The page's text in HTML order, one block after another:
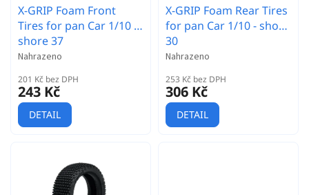
ů
X-GRIP Foam Front
Tires for pan Car 1/10 -
shore 37
Nahrazeno
201 Kč bez DPH
243 Kč
DETAIL
X-GRIP Foam Rear Tires
for pan Car 1/10 - shore
30
Nahrazeno
253 Kč bez DPH
306 Kč
DETAIL